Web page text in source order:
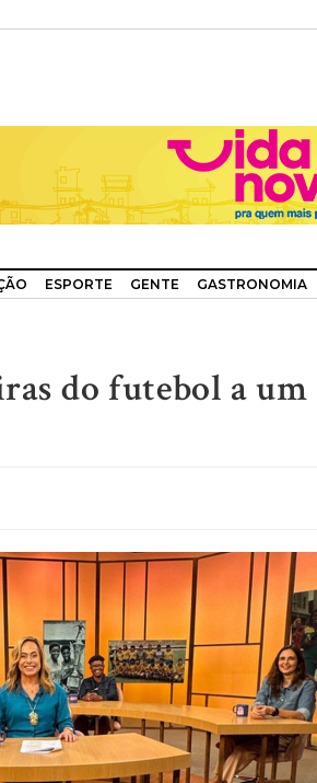
ESPORTE GENTE GASTRONOMIA
do futebol a um